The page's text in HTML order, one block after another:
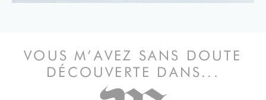
VOUS M’AVEZ SANS DOUTE
DÉCOUVERTE DANS...